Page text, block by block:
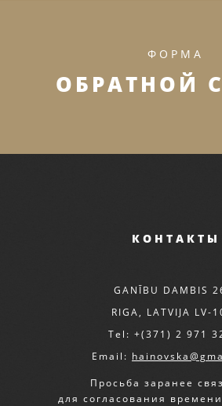
ФОРМА
ОБРАТНОЙ
КОНТАКТЫ
GANĪBU DAMBIS
RIGA, LATVIJA LV-
Tel: +(371) 2 971
Email:
Просьба заранее
для согласования